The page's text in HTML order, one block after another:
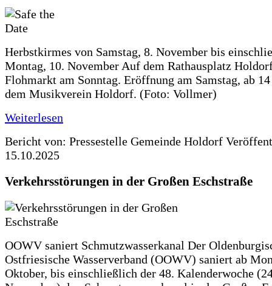
Herbstkirmes von Samstag, 8. November bis
Montag, 10. November Auf dem Rathausplatz
Flohmarkt am Sonntag. Eröffnung am Samstag, ab
dem Musikverein Holdorf. (Foto: Vollmer)
Weiterlesen
Bericht von: Pressestelle Gemeinde Holdorf
15.10.2025
Verkehrsstörungen in der Großen Eschstraße
OOWV saniert Schmutzwasserkanal Der
Ostfriesische Wasserverband (OOWV) saniert ab
Oktober, bis einschließlich der 48. Kalenderwoche